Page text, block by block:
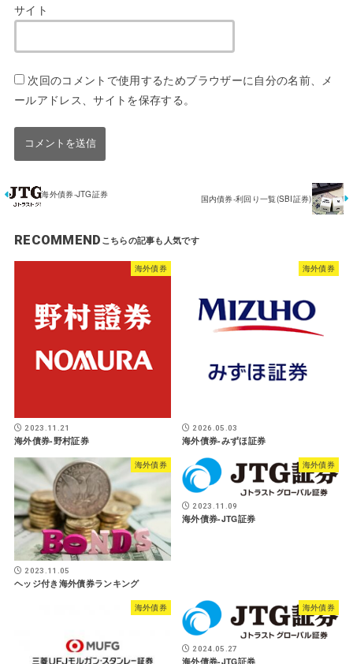
サイト
次回のコメントで使用するためブラウザーに自分の名前、メ
ールアドレス、サイトを保存する。
海外債券-JTG証券 国内債券-利回り一覧(SBI証券)
RECOMMEND
海外債券
2023.11.21
海外債券-野村証券
海外債券
2026.05.03
海外債券-みずほ証券
海外債券
2023.11.05
ヘッジ付き海外債券ランキング
海外債券
2023.11.09
海外債券-JTG証券
海外債券 海外債券
2024.05.27
海外債券-JTG証券